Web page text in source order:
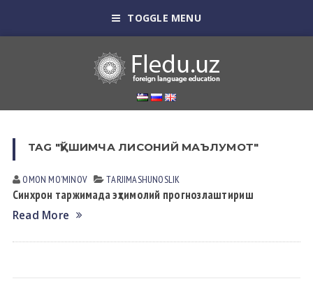
TOGGLE MENU
TAG "ҚЎШИМЧА ЛИСОНИЙ МАЪЛУМОТ"
OMON MOʼMINOV TАRJIMАSHUNOSLIK
Синхрон таржимада эҳтимолий прогнозлаштириш
Read More